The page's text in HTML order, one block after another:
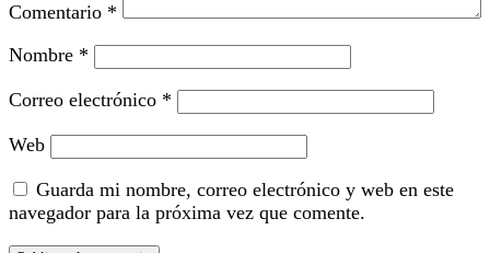
Comentario *
Nombre *
Correo electrónico *
Web
Guarda mi nombre, correo electrónico y web en este
navegador para la próxima vez que comente.